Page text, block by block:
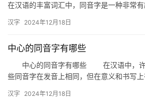
在汉语的丰富词汇中，同音字是一种非常
“倾轧…
汉字 2024年12月18日
中心的同音字有哪些
中心的同音字有哪些 在汉语中，许
些同音字在发音上相同，但在意义和书写
汉字 2024年12月18日